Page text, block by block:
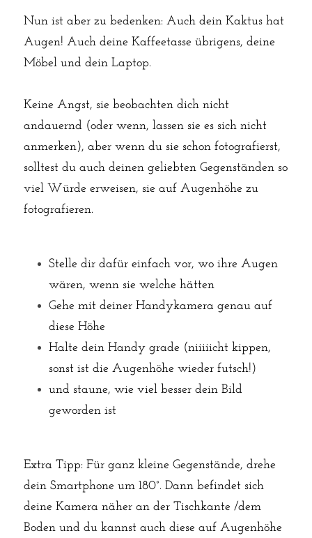
Nun ist aber zu bedenken: Auch dein Kaktus hat
Augen! Auch deine Kaffeetasse übrigens, deine
Möbel und dein Laptop.
Keine Angst, sie beobachten dich nicht
andauernd (oder wenn, lassen sie es sich nicht
anmerken), aber wenn du sie schon fotografierst,
solltest du auch deinen geliebten Gegenständen so
viel Würde erweisen, sie auf Augenhöhe zu
fotografieren.
Stelle dir dafür einfach vor, wo ihre Augen
wären, wenn sie welche hätten
Gehe mit deiner Handykamera genau auf
diese Höhe
Halte dein Handy grade (niiiiicht kippen,
sonst ist die Augenhöhe wieder futsch!)
und staune, wie viel besser dein Bild
geworden ist
Extra Tipp: Für ganz kleine Gegenstände, drehe
dein Smartphone um 180°. Dann befindet sich
deine Kamera näher an der Tischkante /dem
Boden und du kannst auch diese auf Augenhöhe